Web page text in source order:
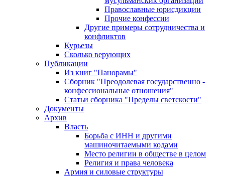
Православные юрисдикции
Прочие конфессии
Другие примеры сотрудничества и
конфликтов
Курьезы
Сколько верующих
Публикации
Из книг "Панорамы"
Сборник "Преодолевая государственно -
конфессиональные отношения"
Статьи сборника "Пределы светскости"
Документы
Архив
Власть
Борьба с ИНН и другими
машиночитаемыми кодами
Место религии в обществе в целом
Религия и права человека
Армия и силовые структуры